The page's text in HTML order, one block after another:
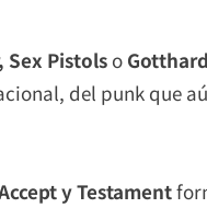
Sex Pistolso Gotthard
del punk que
y Testament